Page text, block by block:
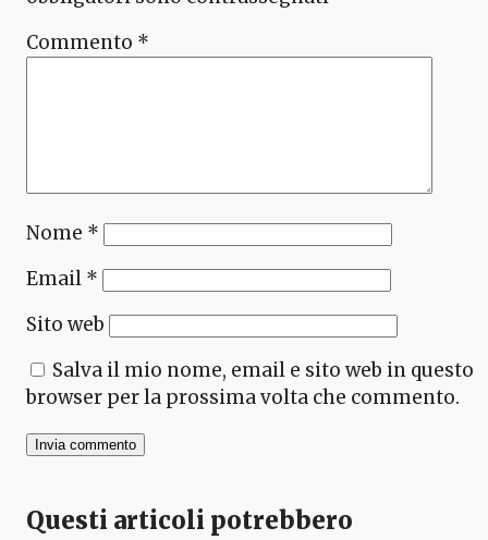
Commento *
Nome *
Email *
Sito web
Salva il mio nome, email e sito web in questo
browser per la prossima volta che commento.
Questi articoli potrebbero